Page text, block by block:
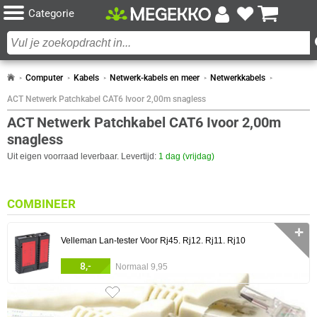
Categorie
Computer Kabels Netwerk-kabels en meer Netwerkkabels
ACT Netwerk Patchkabel CAT6 Ivoor 2,00m snagless
ACT Netwerk Patchkabel CAT6 Ivoor 2,00m
snagless
Uit eigen voorraad leverbaar. Levertijd: 1 dag (vrijdag)
COMBINEER
Velleman Lan-tester Voor Rj45. Rj12. Rj11. Rj10
8,- Normaal 9,95
✛
0 artikelen geselecteerd